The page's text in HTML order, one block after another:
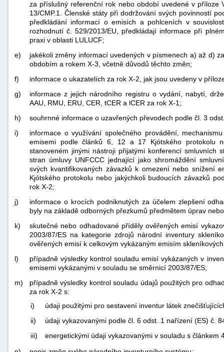
za příslušný referenční rok nebo období uvedené v příloze
13/CMP.1. Členské státy při dodržování svých povinností
předkládání informací o emisích a pohlceních v
rozhodnutí č. 529/2013/EU, předkládají informace při
praxi v oblasti LULUCF;
e)
jakékoli změny informací uvedených v písmenech a) až d)
obdobím a rokem X-3, včetně důvodů těchto změn;
f)
informace o ukazatelích za rok X-2, jak jsou uvedeny v
g)
informace z jejich národního registru o vydání, nabytí,
AAU, RMU, ERU, CER, tCER a lCER za rok X-1;
h)
souhrnné informace o uzavřených převodech podle čl. 3
i)
informace o využívání společného provádění,
emisemi podle článků 6, 12 a 17 Kjótského protokolu
stanoveném jinými nástroji přijatými konferencí smluvních
stran úmluvy UNFCCC jednající jako shromáždění
svých kvantifikovaných závazků k omezení nebo snížení
Kjótského protokolu nebo jakýchkoli budoucích závazků
rok X-2;
j)
informace o krocích podniknutých za účelem zlepšení
byly na základě odborných přezkumů předmětem úprav
k)
skutečné nebo odhadované příděly ověřených emisí
2003/87/ES na kategorie zdrojů národní inventury
ověřených emisí k celkovým vykázaným emisím
l)
případně výsledky kontrol souladu emisí vykázaných v
emisemi vykázanými v souladu se směrnicí 2003/87/ES;
m)
případně výsledky kontrol souladu údajů použitých pro
za rok X-2 s:
i)
údaji použitými pro sestavení inventur látek
ii)
údaji vykazovanými podle čl. 6 odst. 1 nařízení (ES) č.
iii)
energetickými údaji vykazovanými v souladu s